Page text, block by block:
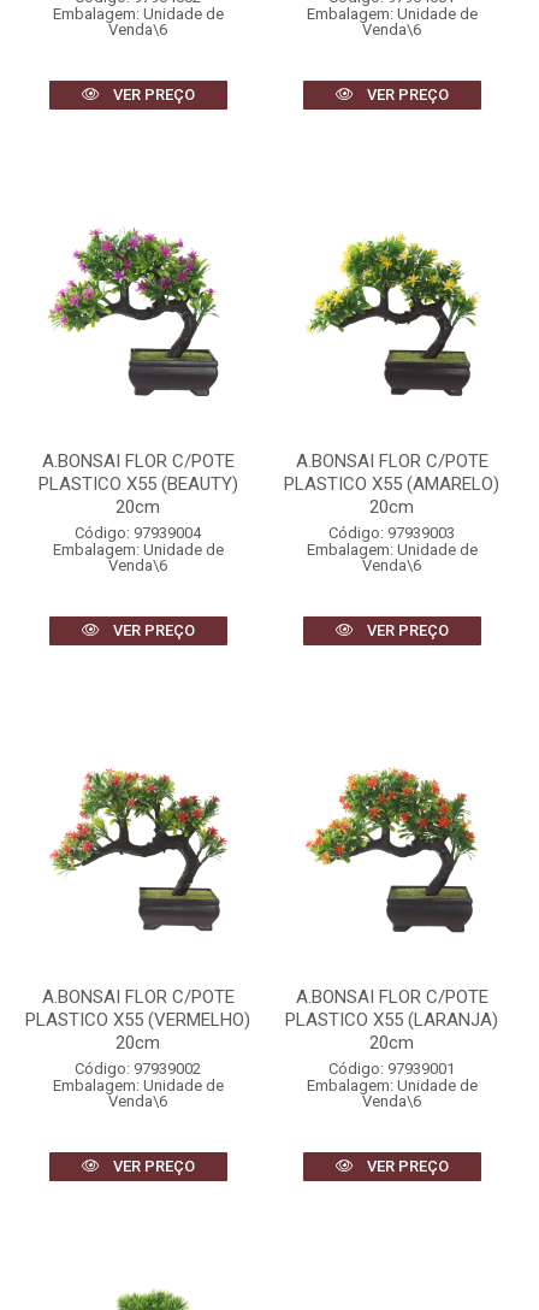
Embalagem: Unidade de
Venda\6
VER PREÇO
Embalagem: Unidade de
Venda\6
VER PREÇO
A.BONSAI FLOR C/POTE
PLASTICO X55 (BEAUTY)
20cm
Código: 97939004
Embalagem: Unidade de
Venda\6
VER PREÇO
A.BONSAI FLOR C/POTE
PLASTICO X55 (AMARELO)
20cm
Código: 97939003
Embalagem: Unidade de
Venda\6
VER PREÇO
A.BONSAI FLOR C/POTE
PLASTICO X55 (VERMELHO)
20cm
Código: 97939002
Embalagem: Unidade de
Venda\6
VER PREÇO
A.BONSAI FLOR C/POTE
PLASTICO X55 (LARANJA)
20cm
Código: 97939001
Embalagem: Unidade de
Venda\6
VER PREÇO